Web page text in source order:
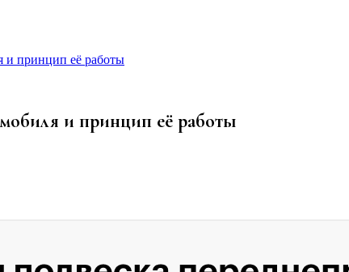
и принцип её работы
и принцип её работы